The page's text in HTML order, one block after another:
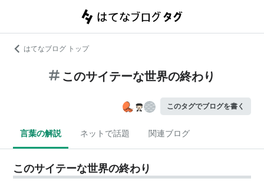
はてなブログ トップ
このサイテーな世界の終わり
このタグでブログを書く
言葉の解説 ネットで話題 関連ブログ
このサイテーな世界の終わり